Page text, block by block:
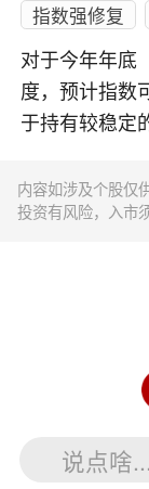
指数强修复
对于今年年底
度，预计指数
于持有较稳定
内容如涉及个股仅
投资有风险，入市
说点啥...